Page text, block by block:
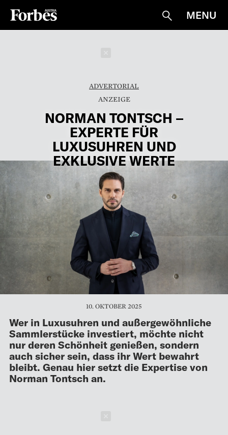
Suche
MENU
ADVERTORIAL
NORMAN TONTSCH –
EXPERTE FÜR
LUXUSUHREN UND
EXKLUSIVE WERTE
10. OKTOBER 2025
Wer in Luxusuhren und außergewöhnliche
Sammlerstücke investiert, möchte nicht
nur deren Schönheit genießen, sondern
auch sicher sein, dass ihr Wert bewahrt
bleibt. Genau hier setzt die Expertise von
Norman Tontsch an.